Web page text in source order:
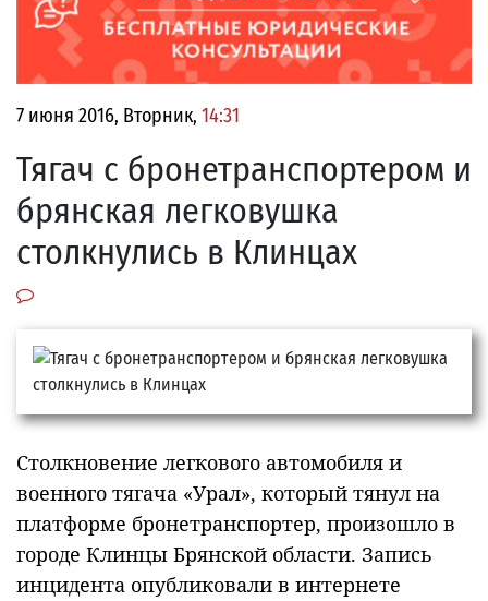
7 июня 2016, Вторник, 14:31
Тягач с бронетранспортером и
брянская легковушка
столкнулись в Клинцах
Столкновение легкового автомобиля и
военного тягача «Урал», который тянул на
платформе бронетранспортер, произошло в
городе Клинцы Брянской области. Запись
инцидента опубликовали в интернете